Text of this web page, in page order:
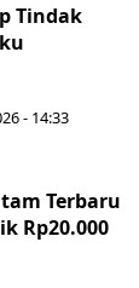
Tindak
- 14:33
Terbaru
Rp20.000